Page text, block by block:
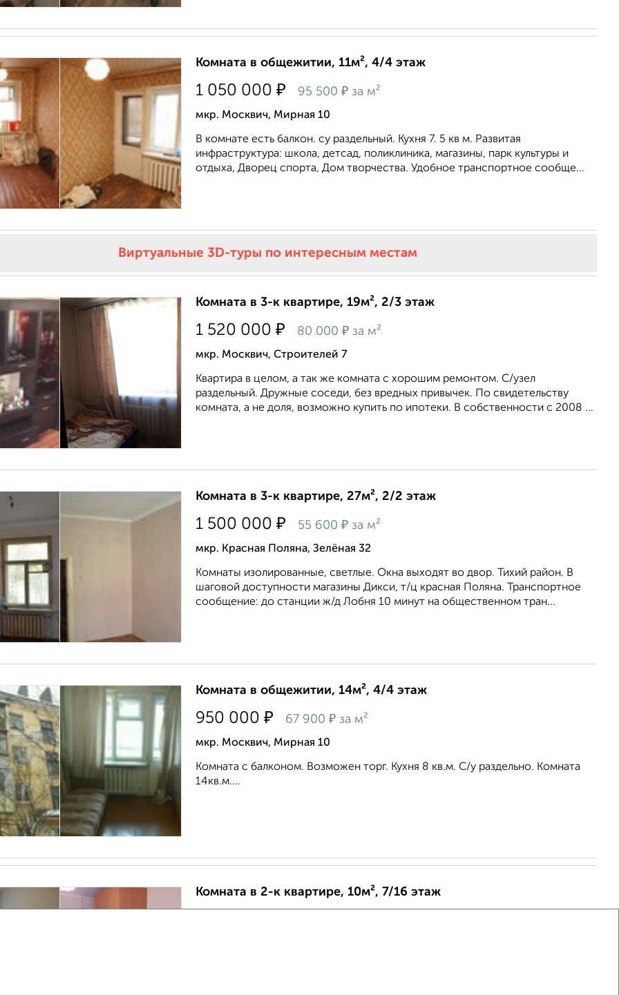
Комната в общежитии, 11м², 4/4 этаж
1 050 000 ₽ 95 500 ₽ за м²
мкр. Москвич, Мирная 10
В комнате есть балкон. су раздельный. Кухня 7. 5 кв м. Развитая
инфраструктура: школа, детсад, поликлиника, магазины, парк культуры и
отдыха, Дворец спорта, Дом творчества. Удобное транспортное сообще...
Виртуальные 3D-туры по интересным местам
Комната в 3-к квартире, 19м², 2/3 этаж
1 520 000 ₽ 80 000 ₽ за м²
мкр. Москвич, Строителей 7
Квартира в целом, а так же комната с хорошим ремонтом. С/узел
раздельный. Дружные соседи, без вредных привычек. По свидетельству
комната, а не доля, возможно купить по ипотеки. В собственности с 2008 ...
Комната в 3-к квартире, 27м², 2/2 этаж
1 500 000 ₽ 55 600 ₽ за м²
мкр. Красная Поляна, Зелёная 32
Комнаты изолированные, светлые. Окна выходят во двор. Тихий район. В
шаговой доступности магазины Дикси, т/ц красная Поляна. Транспортное
сообщение: до станции ж/д Лобня 10 минут на общественном тран...
Комната в общежитии, 14м², 4/4 этаж
950 000 ₽ 67 900 ₽ за м²
мкр. Москвич, Мирная 10
Комната с балконом. Возможен торг. Кухня 8 кв.м. С/у раздельно. Комната
14кв.м....
Комната в 2-к квартире, 10м², 7/16 этаж